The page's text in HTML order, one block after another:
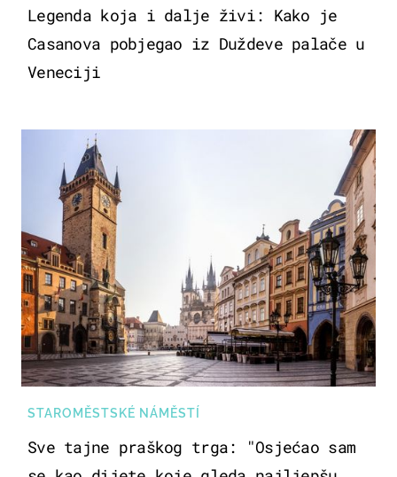
Legenda koja i dalje živi: Kako je
Casanova pobjegao iz Duždeve palače u
Veneciji
STAROMĚSTSKÉ NÁMĚSTÍ
Sve tajne praškog trga: "Osjećao sam